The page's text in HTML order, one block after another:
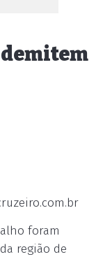
foram
região de